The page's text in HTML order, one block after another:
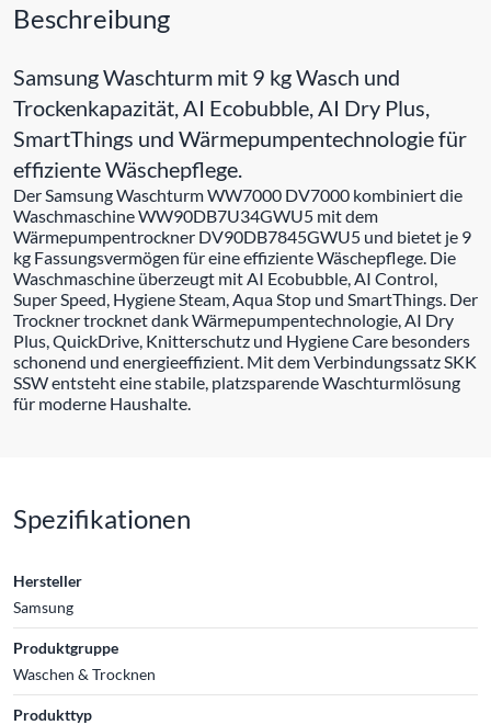
Beschreibung
Samsung Waschturm mit 9 kg Wasch und
Trockenkapazität, AI Ecobubble, AI Dry Plus,
SmartThings und Wärmepumpentechnologie für
effiziente Wäschepflege.
Der Samsung Waschturm WW7000 DV7000 kombiniert die
Waschmaschine WW90DB7U34GWU5 mit dem
Wärmepumpentrockner DV90DB7845GWU5 und bietet je 9
kg Fassungsvermögen für eine effiziente Wäschepflege. Die
Waschmaschine überzeugt mit AI Ecobubble, AI Control,
Super Speed, Hygiene Steam, Aqua Stop und SmartThings. Der
Trockner trocknet dank Wärmepumpentechnologie, AI Dry
Plus, QuickDrive, Knitterschutz und Hygiene Care besonders
schonend und energieeffizient. Mit dem Verbindungssatz SKK
SSW entsteht eine stabile, platzsparende Waschturmlösung
für moderne Haushalte.
Spezifikationen
Hersteller
Samsung
Produktgruppe
Waschen & Trocknen
Produkttyp